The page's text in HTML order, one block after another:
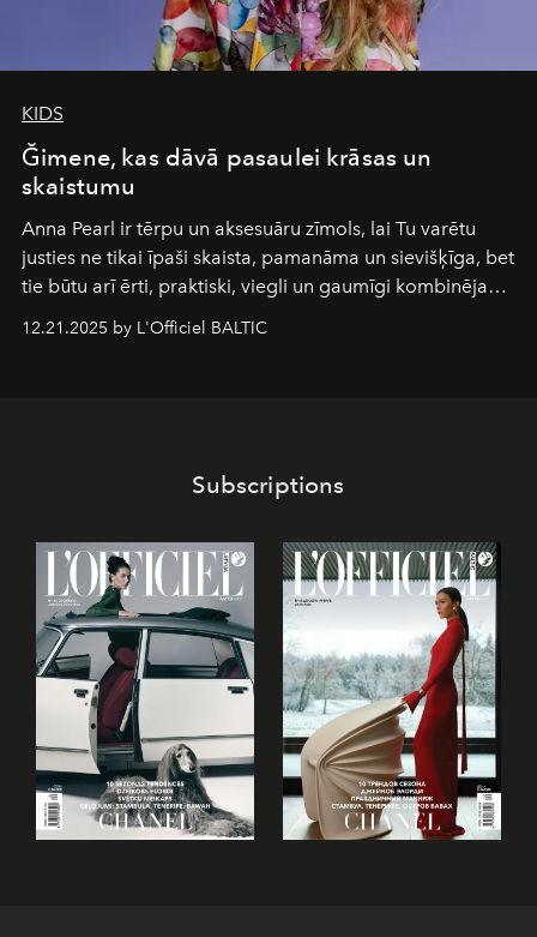
KIDS
Ğimene, kas dāvā pasaulei krāsas un
skaistumu
Anna Pearl ir tērpu un aksesuāru zīmols, lai Tu varētu
justies ne tikai īpaši skaista, pamanāma un sievišķīga, bet
tie būtu arī ērti, praktiski, viegli un gaumīgi kombinējami
piedzīvojumos.
12.21.2025 by L'Officiel BALTIC
Subscriptions